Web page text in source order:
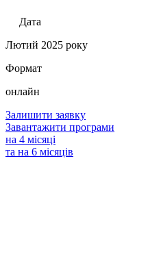
Дата
Лютий 2025 року
Формат
онлайн
Залишити заявку
Завантажити програми
на 4 місяці
та на 6 місяців